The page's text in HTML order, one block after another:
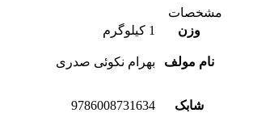
مشخصات
وزن
1 کیلوگرم
نام مولف بهرام نکوئی صدری
شابک 9786008731634